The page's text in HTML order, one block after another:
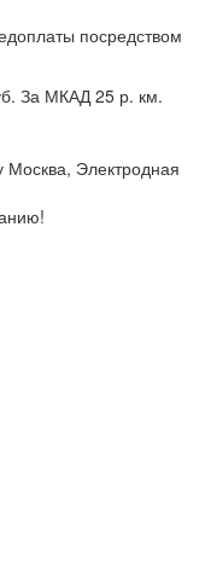
посредством
За МКАД 25 р. км.
Электродная